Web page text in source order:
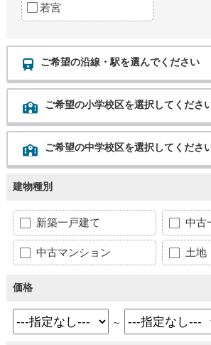
若宮
ご希望の沿線・駅を選んでください
ご希望の小学校区を選択してくださ
ご希望の中学校区を選択してくださ
建物種別
新築一戸建て 中古
中古マンション 土地
価格
～